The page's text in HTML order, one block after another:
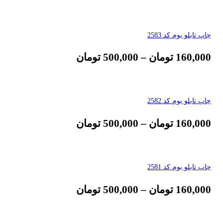
چاپ تابلو بوم کد 2583
160,000 تومان –
500,000 تومان
چاپ تابلو بوم کد 2582
160,000 تومان –
500,000 تومان
چاپ تابلو بوم کد 2581
160,000 تومان –
500,000 تومان